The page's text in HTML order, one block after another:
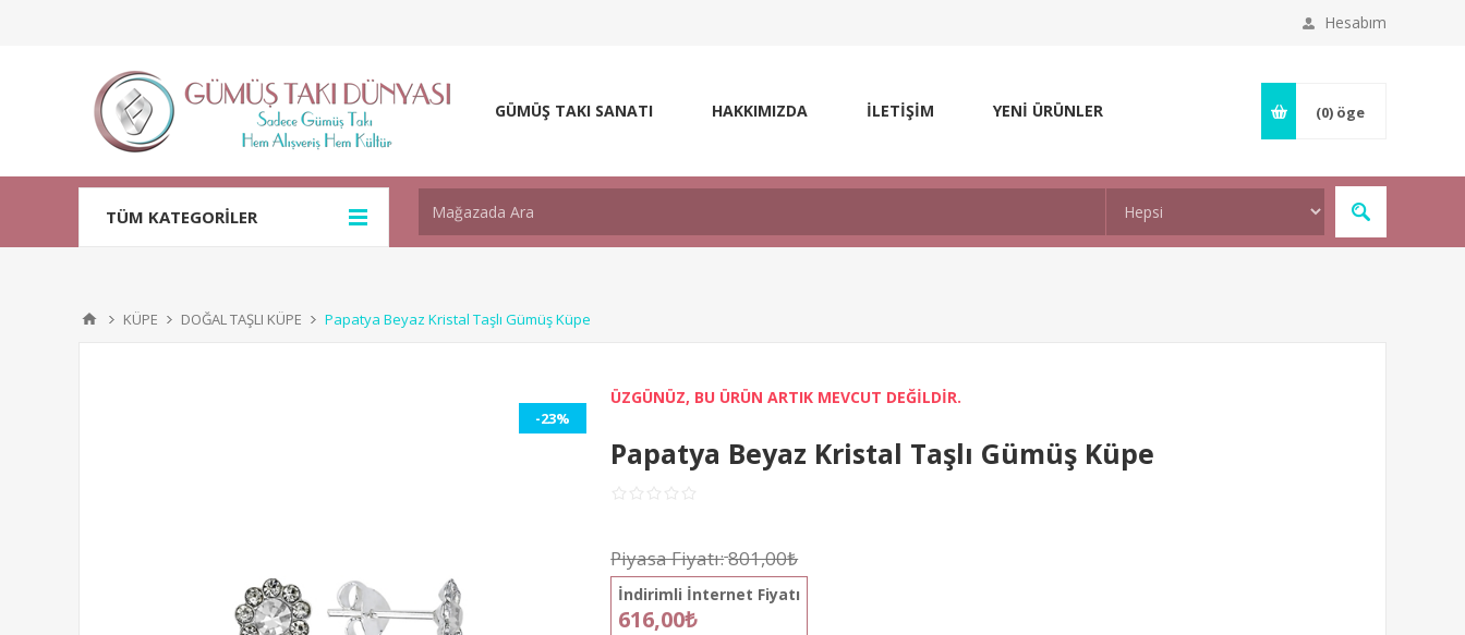
Hesabım
GÜMÜŞ TAKI SANATI HAKKIMIZDA İLETİŞİM YENİ ÜRÜNLER (0) öge
TÜM KATEGORİLER
KÜPE DOĞAL TAŞLI KÜPE Papatya Beyaz Kristal Taşlı Gümüş Küpe
-23%
ÜZGÜNÜZ, BU ÜRÜN ARTIK MEVCUT DEĞİLDİR.
Papatya Beyaz Kristal Taşlı Gümüş Küpe
Piyasa Fiyatı:801,00₺
İndirimli İnternet Fiyatı
616,00₺